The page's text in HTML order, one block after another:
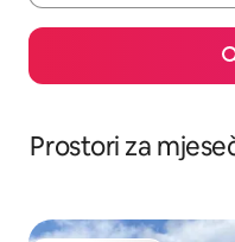
Prostori za